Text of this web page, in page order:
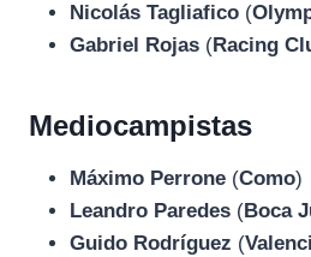
Nicolás Tagliafico (
Gabriel Rojas (Racing
Mediocampistas
Máximo Perrone (Como)
Leandro Paredes (Boca
Guido Rodríguez (